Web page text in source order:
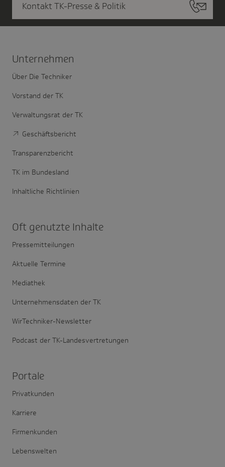
Kontakt TK-Presse & Politik
Unter­nehmen
Über Die Techniker
Vorstand der TK
Verwaltungsrat der TK
Geschäftsbericht
Transparenzbericht
TK im Bundesland
Inhaltliche Richtlinien
Oft genutzte Inhalte
Pressemitteilungen
Aktuelle Termine
Mediathek
Unternehmensdaten der TK
WirTechniker-Newsletter
Podcast der TK-Landesvertretungen
Portale
Privatkunden
Karriere
Firmenkunden
Lebenswelten